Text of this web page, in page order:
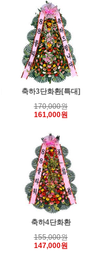
축하3단화환[특대]
170,000원
161,000원
축하4단화환
155,000원
147,000원